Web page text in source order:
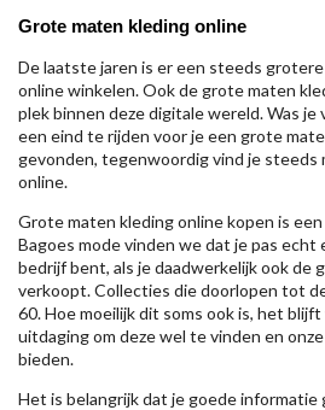
Grote maten kleding online
De laatste jaren is er een steeds
online winkelen. Ook de grote maten
plek binnen deze digitale wereld. Was je
een eind te rijden voor je een grote
gevonden, tegenwoordig vind je steeds
online.
Grote maten kleding online kopen is
Bagoes mode vinden we dat je pas
bedrijf bent, als je daadwerkelijk ook de
verkoopt. Collecties die doorlopen tot
60. Hoe moeilijk dit soms ook is, het
uitdaging om deze wel te vinden en
bieden.
Het is belangrijk dat je goede